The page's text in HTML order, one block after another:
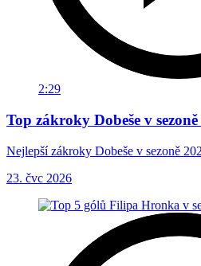
2:29
Top zákroky Dobeše v
Nejlepší zákroky Dobeše v sezoně
23. čvc 2026